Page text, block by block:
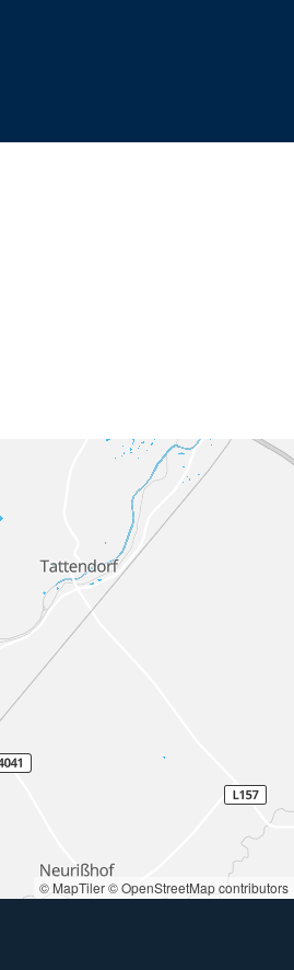
© MapTiler© OpenStreetMap contributors